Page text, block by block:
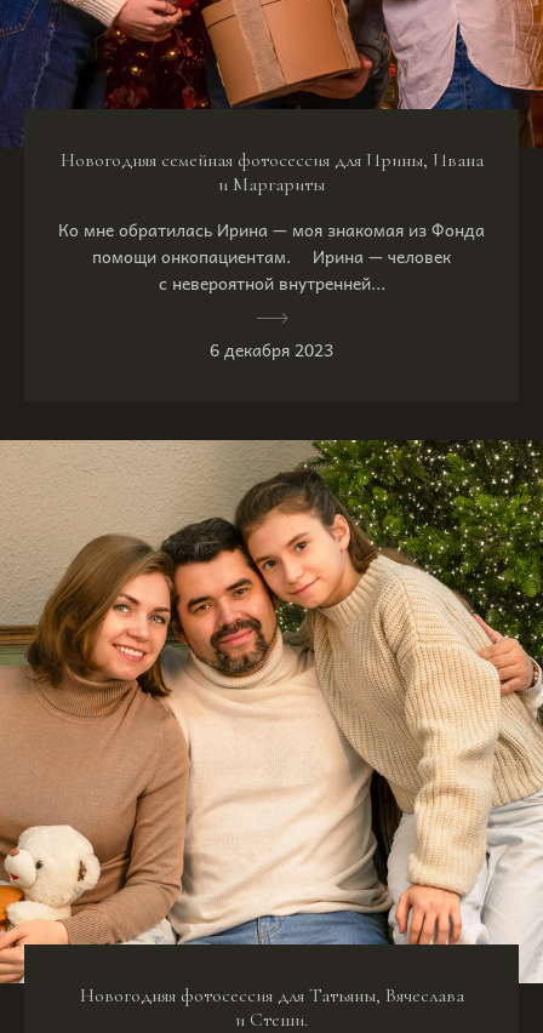
Новогодняя семейная фотосессия для Ирины, Ивана
и Маргариты
Ко мне обратилась Ирина — моя знакомая из Фонда
помощи онкопациентам. ⠀ Ирина — человек
с невероятной внутренней...
6 декабря 2023
Новогодняя фотосессия для Татьяны, Вячеслава
и Стеши.